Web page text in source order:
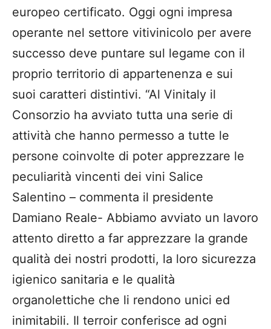
europeo certificato. Oggi ogni impresa
operante nel settore vitivinicolo per avere
successo deve puntare sul legame con il
proprio territorio di appartenenza e sui
suoi caratteri distintivi. “Al Vinitaly il
Consorzio ha avviato tutta una serie di
attività che hanno permesso a tutte le
persone coinvolte di poter apprezzare le
peculiarità vincenti dei vini Salice
Salentino – commenta il presidente
Damiano Reale- Abbiamo avviato un lavoro
attento diretto a far apprezzare la grande
qualità dei nostri prodotti, la loro sicurezza
igienico sanitaria e le qualità
organolettiche che li rendono unici ed
inimitabili. Il terroir conferisce ad ogni